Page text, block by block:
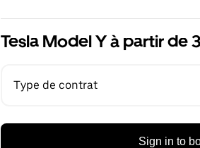
Tesla Model Y à partir de
Type de contrat
Sign in to